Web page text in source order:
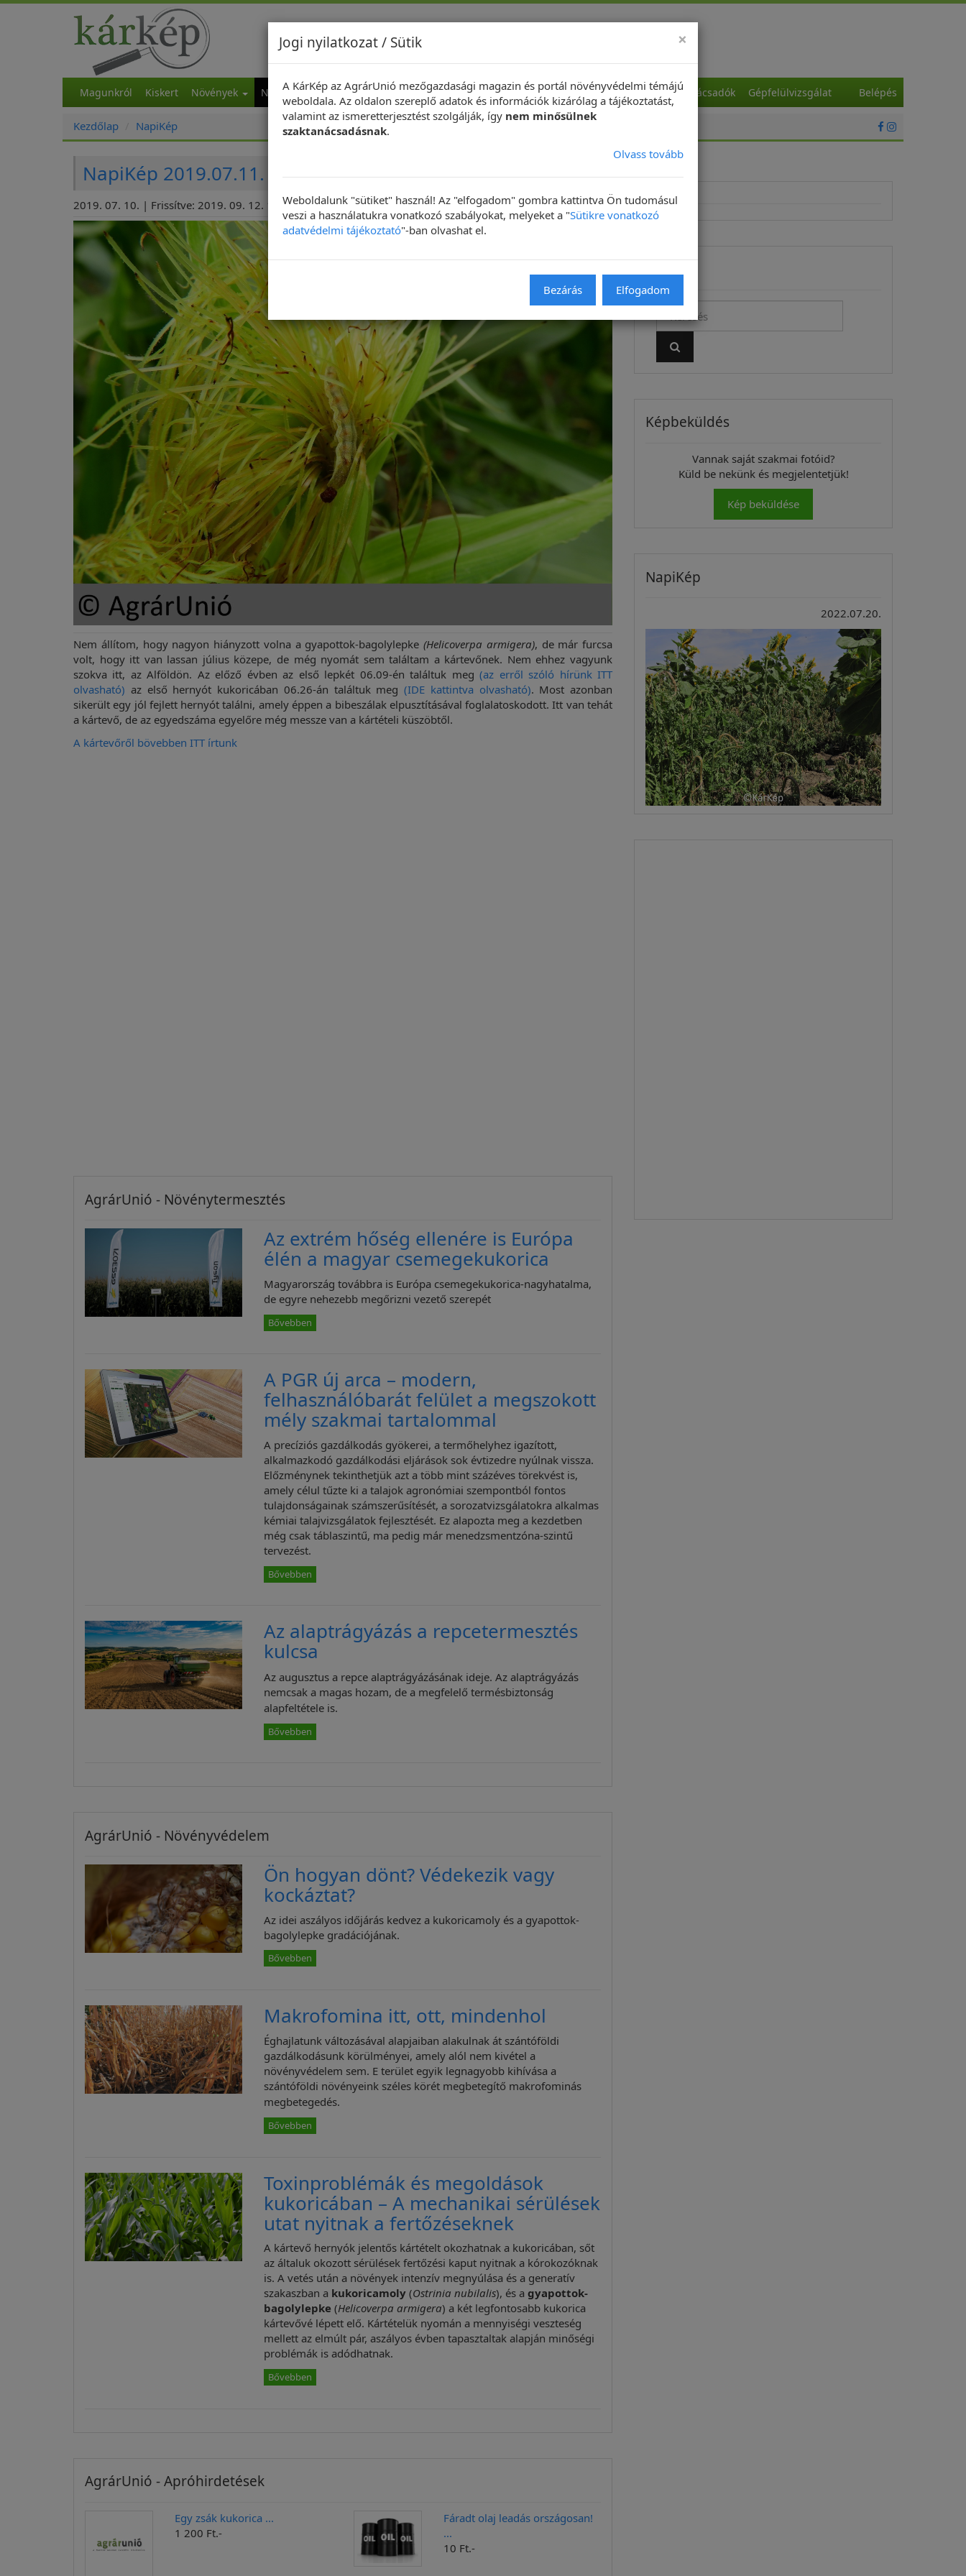
Magunkról Kiskert Növények NapiKép Mindeközben ... Hírek Növényvédelmi Fotópályázat Technika Szaktanácsadók Gépfelülvizsgálat Belépés
Kezdőlap NapiKép
NapiKép 2019.07.11.
2019. 07. 10. | Frissítve: 2019. 09. 12. 14:04
Nem állítom, hogy nagyon hiányzott volna a gyapottok-bagolylepke (Helicoverpa armigera), de már furcsa
volt, hogy itt van lassan július közepe, de még nyomát sem találtam a kártevőnek. Nem ehhez vagyunk
szokva itt, az Alföldön. Az előző évben az első lepkét 06.09-én találtuk meg(az erről szóló hírünk ITT
olvasható) az első hernyót kukoricában 06.26-án találtuk meg (IDE kattintva olvasható). Most azonban
sikerült egy jól fejlett hernyót találni, amely éppen a bibeszálak elpusztításával foglalatoskodott. Itt van tehát
a kártevő, de az egyedszáma egyelőre még messze van a kártételi küszöbtől.
A kártevőről bövebben ITT írtunk
AgrárUnió - Növénytermesztés
Az extrém hőség ellenére is Európa
élén a magyar csemegekukorica
Magyarország továbbra is Európa csemegekukorica-nagyhatalma,
de egyre nehezebb megőrizni vezető szerepét
Bővebben
A PGR új arca – modern,
felhasználóbarát felület a megszokott
mély szakmai tartalommal
A precíziós gazdálkodás gyökerei, a termőhelyhez igazított,
alkalmazkodó gazdálkodási eljárások sok évtizedre nyúlnak vissza.
Előzménynek tekinthetjük azt a több mint százéves törekvést is,
amely célul tűzte ki a talajok agronómiai szempontból fontos
tulajdonságainak számszerűsítését, a sorozatvizsgálatokra alkalmas
kémiai talajvizsgálatok fejlesztését. Ez alapozta meg a kezdetben
még csak táblaszintű, ma pedig már menedzsmentzóna-szintű
tervezést.
Bővebben
Az alaptrágyázás a repcetermesztés
kulcsa
Az augusztus a repce alaptrágyázásának ideje. Az alaptrágyázás
nemcsak a magas hozam, de a megfelelő termésbiztonság
alapfeltétele is.
Bővebben
AgrárUnió - Növényvédelem
Ön hogyan dönt? Védekezik vagy
kockáztat?
Az idei aszályos időjárás kedvez a kukoricamoly és a gyapottok-
bagolylepke gradációjának.
Bővebben
Makrofomina itt, ott, mindenhol
Éghajlatunk változásával alapjaiban alakulnak át szántóföldi
gazdálkodásunk körülményei, amely alól nem kivétel a
növényvédelem sem. E terület egyik legnagyobb kihívása a
szántóföldi növényeink széles körét megbetegítő makrofominás
megbetegedés.
Bővebben
Toxinproblémák és megoldások
kukoricában – A mechanikai sérülések
utat nyitnak a fertőzéseknek
A kártevő hernyók jelentős kártételt okozhatnak a kukoricában, sőt
az általuk okozott sérülések fertőzési kaput nyitnak a kórokozóknak
is. A vetés után a növények intenzív megnyúlása és a generatív
szakaszban a kukoricamoly (Ostrinia nubilalis), és agyapottok-
bagolylepke (Helicoverpa armigera) a két legfontosabb kukorica
kártevővé lépett elő. Kártételük nyomán a mennyiségi veszteség
mellett az elmúlt pár, aszályos évben tapasztaltak alapján minőségi
problémák is adódhatnak.
Bővebben
AgrárUnió - Apróhirdetések
Egy zsák kukorica ...
1 200 Ft.-
Fáradt olaj leadás országosan!
...
10 Ft.-
Képbeküldés
Vannak saját szakmai fotóid?
Küld be nekünk és megjelentetjük!
Kép beküldése
NapiKép
2022.07.20.
×
Jogi nyilatkozat / Sütik
A KárKép az AgrárUnió mezőgazdasági magazin és portál növényvédelmi témájú
weboldala. Az oldalon szereplő adatok és információk kizárólag a tájékoztatást,
valamint az ismeretterjesztést szolgálják, így nem minősülnek
szaktanácsadásnak.
Olvass tovább
Weboldalunk "sütiket" használ! Az "elfogadom" gombra kattintva Ön tudomásul
veszi a használatukra vonatkozó szabályokat, melyeket a "Sütikre vonatkozó
adatvédelmi tájékoztató"-ban olvashat el.
Bezárás Elfogadom